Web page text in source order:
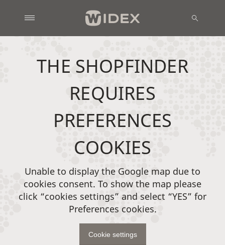
THE SHOPFINDER
REQUIRES
PREFERENCES
COOKIES
Unable to display the Google map due to
cookies consent. To show the map please
click “cookies settings” and select “YES” for
Preferences cookies.
Cookie settings